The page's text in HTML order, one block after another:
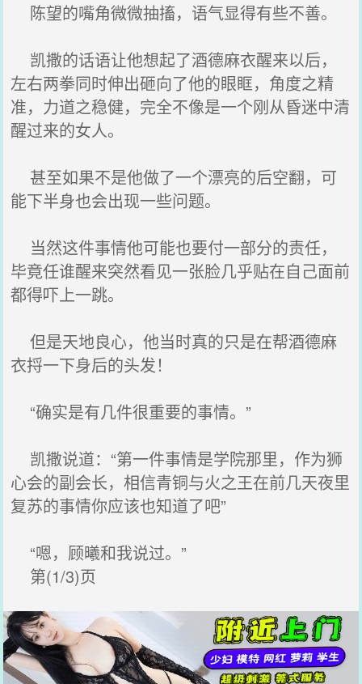
陈望的嘴角微微抽搐，语气显得有些不善。
凯撒的话语让他想起了酒德麻衣醒来以后，
左右两拳同时伸出砸向了他的眼眶，角度之精
准，力道之稳健，完全不像是一个刚从昏迷中清
醒过来的女人。
甚至如果不是他做了一个漂亮的后空翻，可
能下半身也会出现一些问题。
当然这件事情他可能也要付一部分的责任，
毕竟任谁醒来突然看见一张脸几乎贴在自己面前
都得吓上一跳。
但是天地良心，他当时真的只是在帮酒德麻
衣捋一下身后的头发！
“确实是有几件很重要的事情。”
凯撒说道：“第一件事情是学院那里，作为狮
心会的副会长，相信青铜与火之王在前几天夜里
复苏的事情你应该也知道了吧”
“嗯，顾曦和我说过。”
第(1/3)页